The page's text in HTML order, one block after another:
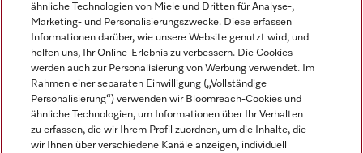
Miele auf Instagram
Miele auf Facebook
Miele auf Youtube
ähnliche Technologien von Miele und Dritten für Analyse-,
Marketing- und Personalisierungszwecke. Diese erfassen
Informationen darüber, wie unsere Website genutzt wird, und
helfen uns, Ihr Online-Erlebnis zu verbessern. Die Cookies
werden auch zur Personalisierung von Werbung verwendet. Im
Rahmen einer separaten Einwilligung („Vollständige
Personalisierung“) verwenden wir Bloomreach-Cookies und
ähnliche Technologien, um Informationen über Ihr Verhalten
zu erfassen, die wir Ihrem Profil zuordnen, um die Inhalte, die
wir Ihnen über verschiedene Kanäle anzeigen, individuell